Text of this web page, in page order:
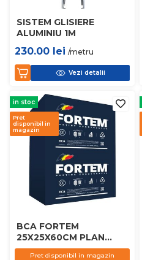
SISTEM GLISIERE
ALUMINIU 1M
230.00 lei /metru
Vezi detalii
in stoc
Pret
disponibil in
magazin
BCA FORTEM
25X25X60CM PLAN
D450
Pret disponibil in magazin